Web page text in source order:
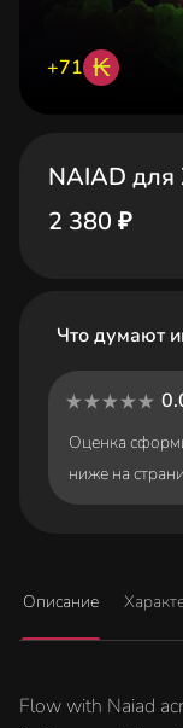
+71 ₭
NAIAD для
2 380 ₽
Что думают
Оценка
ниже на
Описание
Flow with Naiad